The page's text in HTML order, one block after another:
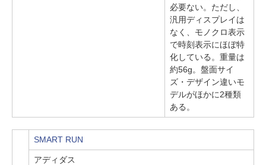
必要ない。ただし、
汎用ディスプレイは
なく、モノクロ表示
で時刻表示にほぼ特
化している。重量は
約56g。盤面サイ
ズ・デザイン違いモ
デルがほかに2種類
ある。
SMART RUN
アディダス